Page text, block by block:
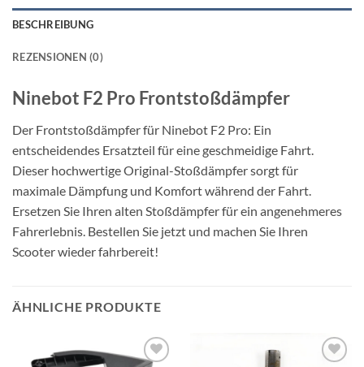
BESCHREIBUNG
REZENSIONEN (0)
Ninebot F2 Pro Frontstoßdämpfer
Der Frontstoßdämpfer für Ninebot F2 Pro: Ein
entscheidendes Ersatzteil für eine geschmeidige Fahrt.
Dieser hochwertige Original-Stoßdämpfer sorgt für
maximale Dämpfung und Komfort während der Fahrt.
Ersetzen Sie Ihren alten Stoßdämpfer für ein angenehmeres
Fahrerlebnis. Bestellen Sie jetzt und machen Sie Ihren
Scooter wieder fahrbereit!
ÄHNLICHE PRODUKTE